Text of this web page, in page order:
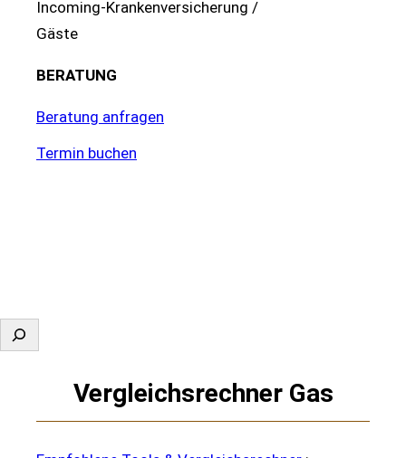
Incoming-Krankenversicherung /
Gäste
BERATUNG
Beratung anfragen
Termin buchen
Suchen
Vergleichsrechner Gas